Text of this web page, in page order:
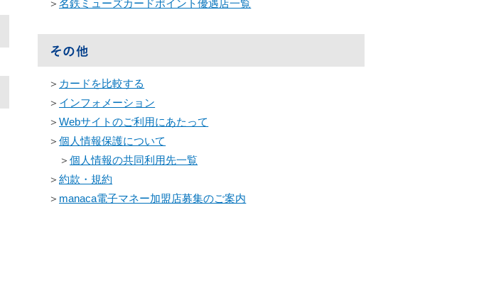
＞名鉄ミューズカードポイント優遇店一覧
＞ カードを比較する
＞ インフォメーション
＞Webサイトのご利用にあたって
＞個人情報保護について
＞個人情報の共同利用先一覧
＞約款・規約
＞ manaca電子マネー加盟店募集のご案内